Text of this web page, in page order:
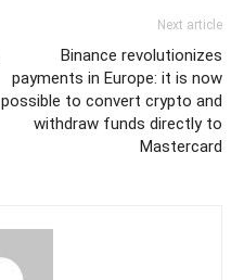
Next article
Binance revolutionizes
payments in Europe: it is now
possible to convert crypto and
withdraw funds directly to
Mastercard